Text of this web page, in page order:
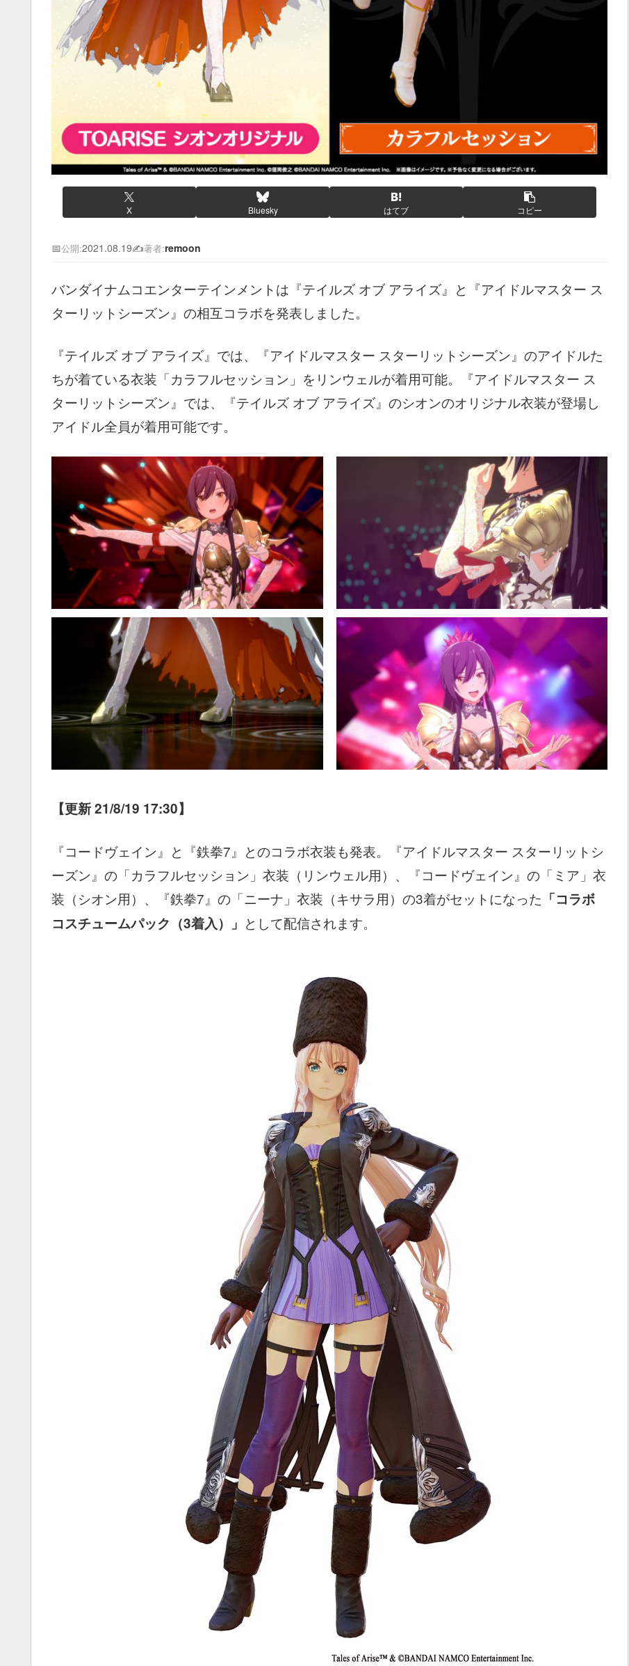
X Bluesky はてブ コピー
📅公開:2021.08.19✍️著者:remoon
バンダイナムコエンターテインメントは『テイルズ オブ アライズ』と『アイドルマスター ス
ターリットシーズン』の相互コラボを発表しました。
『テイルズ オブ アライズ』では、『アイドルマスター スターリットシーズン』のアイドルた
ちが着ている衣装「カラフルセッション」をリンウェルが着用可能。『アイドルマスター ス
ターリットシーズン』では、『テイルズ オブ アライズ』のシオンのオリジナル衣装が登場し
アイドル全員が着用可能です。
【更新 21/8/19 17:30】
『コードヴェイン』と『鉄拳7』とのコラボ衣装も発表。『アイドルマスター スターリットシ
ーズン』の「カラフルセッション」衣装（リンウェル用）、『コードヴェイン』の「ミア」衣
装（シオン用）、『鉄拳7』の「ニーナ」衣装（キサラ用）の3着がセットになった 「コラボ
コスチュームパック（3着入）」 として配信されます。